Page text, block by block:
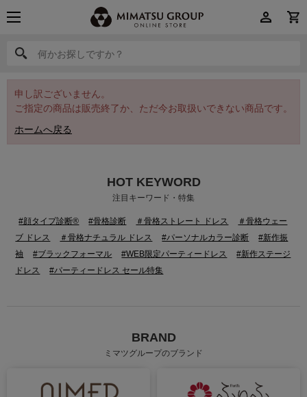
何かお探しですか？
何かお探しですか？
申し訳ございません。
ご指定の商品は販売終了か、ただ今お取扱いできない商品です。
ホームへ戻る
HOT KEYWORD
注目キーワード・特集
#顔タイプ診断® #骨格診断 ＃骨格ストレート ドレス
＃骨格ウェー
ブ ドレス
＃骨格ナチュラル ドレス #パーソナルカラー診断
#新作振
袖
#ブラックフォーマル #WEB限定パーティードレス
#新作ステージ
ドレス
#パーティードレス セール特集
BRAND
ミマツグループのブランド